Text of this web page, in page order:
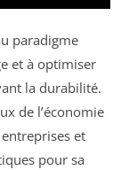
paradigme
et à optimiser
la durabilité.
de l’économie
et
pour sa